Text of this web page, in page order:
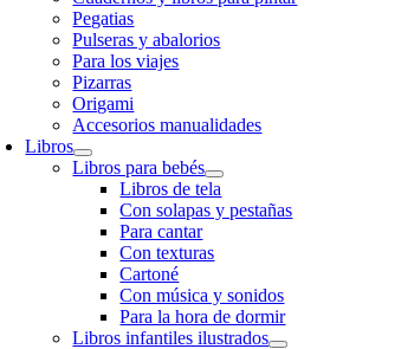
Pegatias
Pulseras y abalorios
Para los viajes
Pizarras
Origami
Accesorios manualidades
Libros
Libros para bebés
Libros de tela
Con solapas y pestañas
Para cantar
Con texturas
Cartoné
Con música y sonidos
Para la hora de dormir
Libros infantiles ilustrados